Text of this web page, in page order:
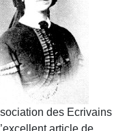
des Ecrivains
article de